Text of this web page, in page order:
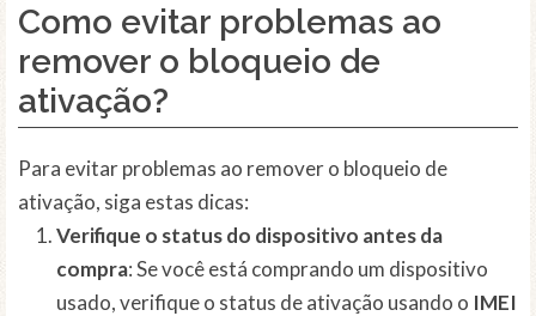
Como evitar problemas ao
remover o bloqueio de
ativação?
Para evitar problemas ao remover o bloqueio de
ativação, siga estas dicas:
Verifique o status do dispositivo antes da
compra: Se você está comprando um dispositivo
usado, verifique o status de ativação usando o IMEI